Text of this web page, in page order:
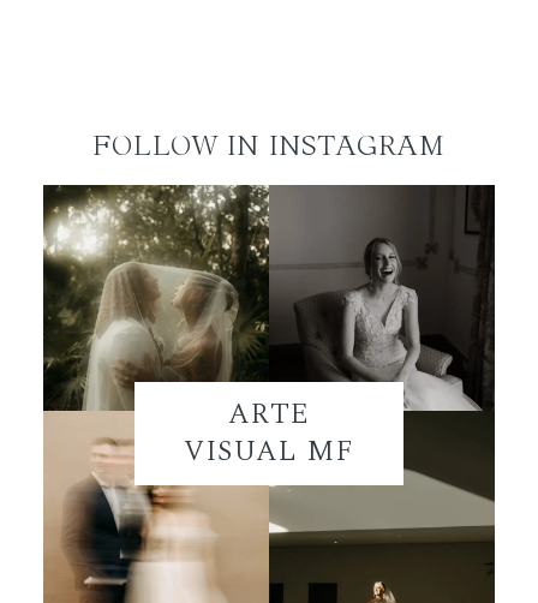
FOLLOW IN INSTAGRAM
ARTE
VISUAL MF